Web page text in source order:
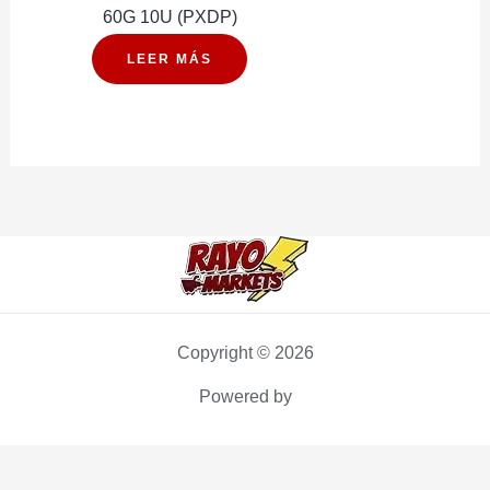
60G 10U (PXDP)
LEER MÁS
Copyright © 2026
Powered by